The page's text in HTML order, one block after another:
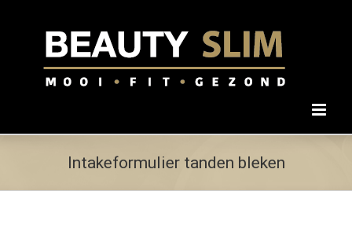
Intakeformulier tanden bleken